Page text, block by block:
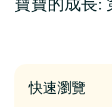
寶寶的成長:
快速瀏覽